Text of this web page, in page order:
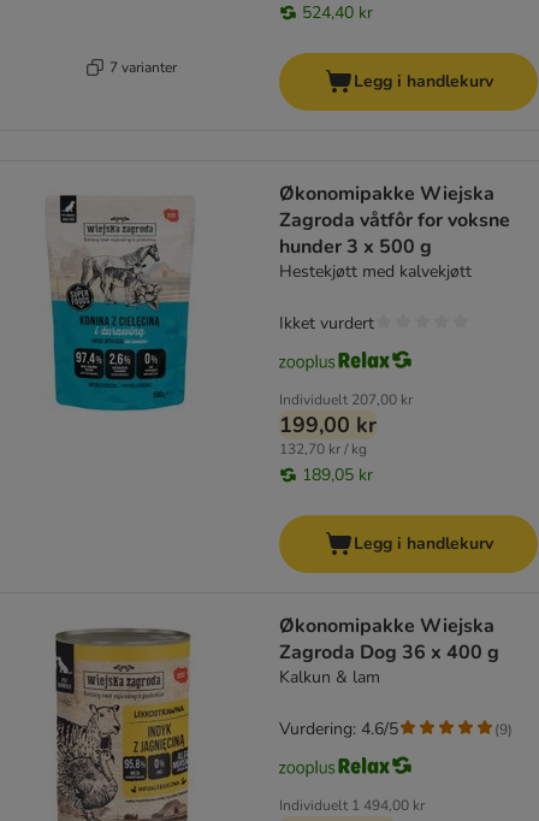
7 varianter
524,40 kr
Legg i handlekurv
Økonomipakke Wiejska
Zagroda våtfôr for voksne
hunder 3 x 500 g
Hestekjøtt med kalvekjøtt
Individuelt 207,00 kr
199,00 kr
132,70 kr / kg
189,05 kr
Ikket vurdert
Legg i handlekurv
Økonomipakke Wiejska
Zagroda Dog 36 x 400 g
Kalkun & lam
Individuelt 1 494,00 kr
Vurdering: 4.6/5 (9)